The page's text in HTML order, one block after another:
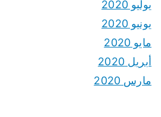
يوليو 2020
يونيو 2020
مايو 2020
أبريل 2020
مارس 2020